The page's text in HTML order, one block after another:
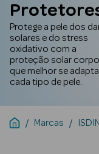
Beauty Season
Cabelo
Profissional
Beauty Season
Beauty Season
Protege a pele dos
solares e do stress
oxidativo com a
proteção solar
que melhor se
cada tipo de pele.
Marcas ISDIN